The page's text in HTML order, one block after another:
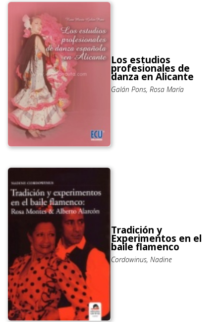
Los estudios
profesionales de
danza en Alicante
Galán Pons, Rosa María
Tradición y
Experimentos en el
baile flamenco
Cordowinus, Nadine